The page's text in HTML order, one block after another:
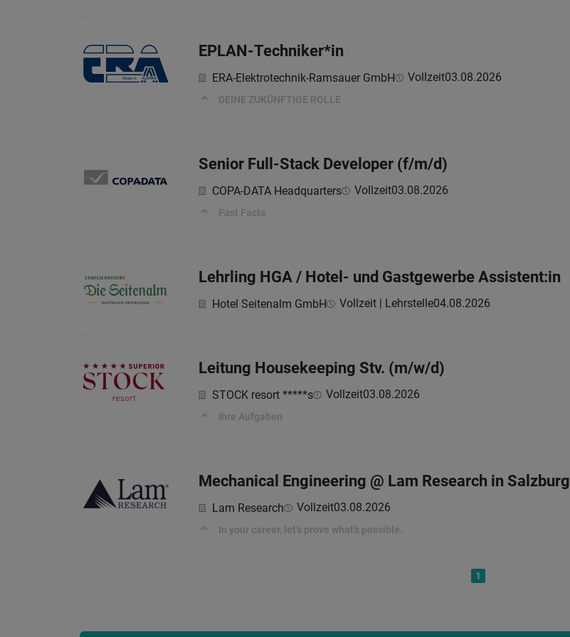
EPLAN-Techniker*in
ERA-Elektrotechnik-Ramsauer GmbH Vollzeit03.08.2026
DEINE ZUKÜNFTIGE ROLLE
Senior Full-Stack Developer (f/m/d)
COPA-DATA Headquarters Vollzeit03.08.2026
Fast Facts
Lehrling HGA / Hotel- und Gastgewerbe Assistent:in
Hotel Seitenalm GmbH Vollzeit | Lehrstelle04.08.2026
Leitung Housekeeping Stv. (m/w/d)
STOCK resort *****s Vollzeit03.08.2026
Ihre Aufgaben
Mechanical Engineering @ Lam Research in Salzburg
Lam Research Vollzeit03.08.2026
In your career, let’s prove what’s possible.
1